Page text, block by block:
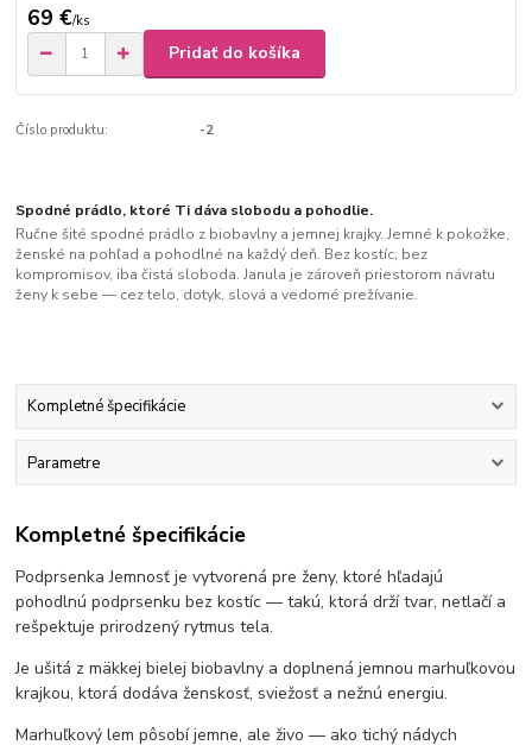
69 €/ks
Pridať do košíka
Číslo produktu: -2
Spodné prádlo, ktoré Ti dáva slobodu a pohodlie.
Ručne šité spodné prádlo z biobavlny a jemnej krajky. Jemné k pokožke,
ženské na pohľad a pohodlné na každý deň. Bez kostíc, bez
kompromisov, iba čistá sloboda. Janula je zároveň priestorom návratu
ženy k sebe — cez telo, dotyk, slová a vedomé prežívanie.
Kompletné špecifikácie
Parametre
Kompletné špecifikácie
Podprsenka Jemnosť je vytvorená pre ženy, ktoré hľadajú
pohodlnú podprsenku bez kostíc — takú, ktorá drží tvar, netlačí a
rešpektuje prirodzený rytmus tela.
Je ušitá z mäkkej bielej biobavlny a doplnená jemnou marhuľkovou
krajkou, ktorá dodáva ženskosť, sviežosť a nežnú energiu.
Marhuľkový lem pôsobí jemne, ale živo — ako tichý nádych